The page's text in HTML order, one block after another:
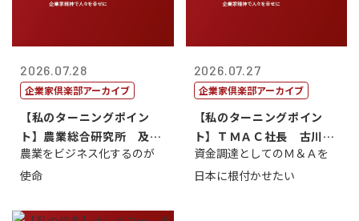
2026.07.28
企業家倶楽部アーカイブ
【私のターニングポイン
ト】農業総合研究所 及川
智正
農業をビジネス化するのが
使命
2026.07.27
企業家倶楽部アーカイブ
【私のターニングポイン
ト】ＴＭＡＣ社長 古川英
一
資金調達としてのＭ＆Ａを
日本に根付かせたい